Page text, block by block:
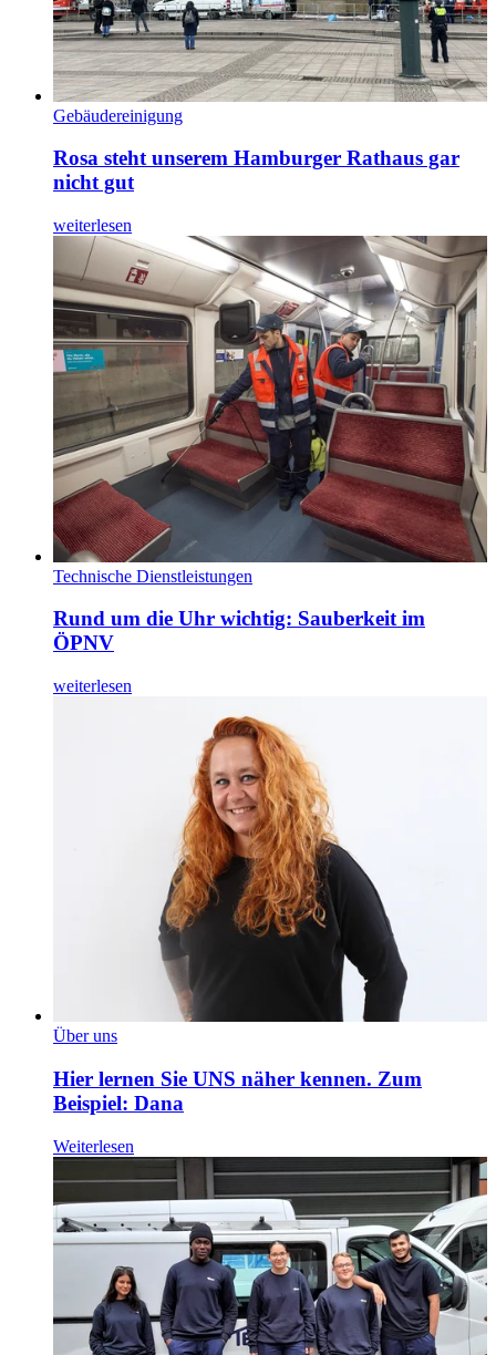
Gebäudereinigung
Rosa steht unserem Hamburger Rathaus gar
nicht gut
weiterlesen
Technische Dienstleistungen
Rund um die Uhr wichtig: Sauberkeit im
ÖPNV
weiterlesen
Über uns
Hier lernen Sie UNS näher kennen. Zum
Beispiel: Dana
Weiterlesen